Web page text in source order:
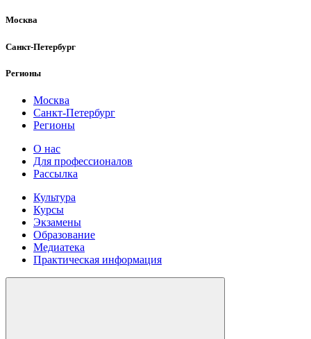
Москва
Санкт-Петербург
Регионы
Москва
Санкт-Петербург
Регионы
О нас
Для профессионалов
Рассылка
Культура
Курсы
Экзамены
Образование
Медиатека
Практическая информация